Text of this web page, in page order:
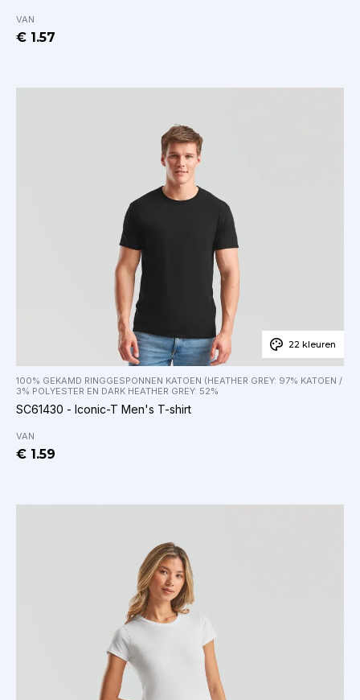
VAN
€ 1.57
22 kleuren
100% GEKAMD RINGGESPONNEN KATOEN (HEATHER GREY: 97% KATOEN /
3% POLYESTER EN DARK HEATHER GREY: 52%
SC61430 - Iconic-T Men's T-shirt
VAN
€ 1.59